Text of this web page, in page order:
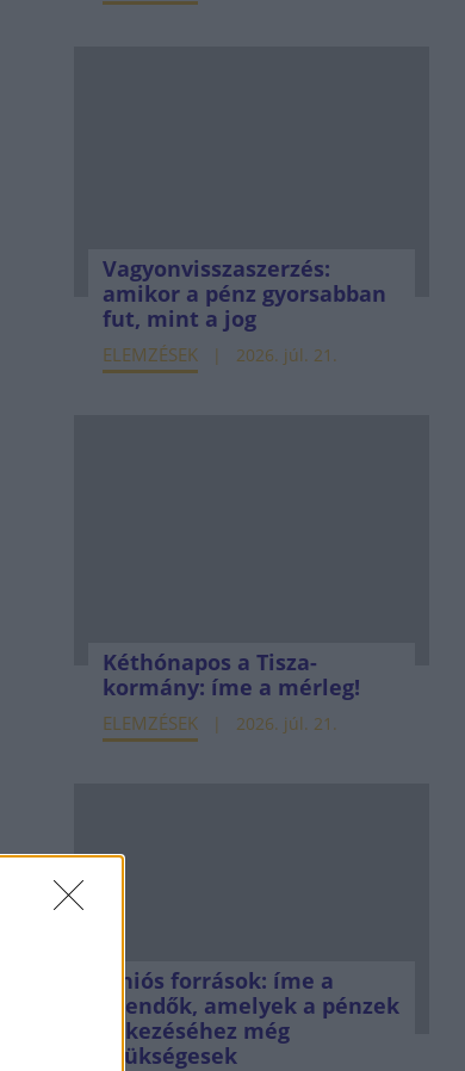
Vagyonvisszaszerzés:
amikor a pénz gyorsabban
fut, mint a jog
ELEMZÉSEK 2026. júl. 21.
Kéthónapos a Tisza-
kormány: íme a mérleg!
ELEMZÉSEK 2026. júl. 21.
Uniós források: íme a
teendők, amelyek a pénzek
érkezéséhez még
szükségesek